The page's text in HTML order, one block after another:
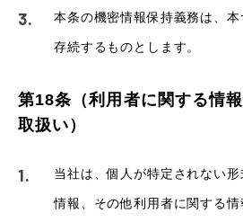
本条の機密情報保持義務は、
存続するものとします。
第18条（利用者に関する情
取扱い）
当社は、個人が特定されない
情報、その他利用者に関する